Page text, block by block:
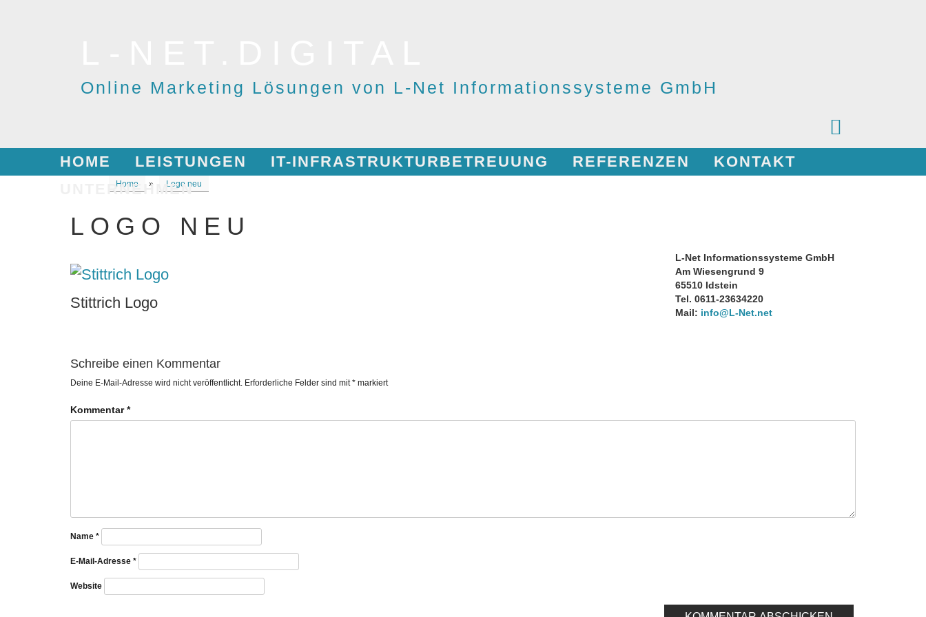
Online Marketing Lösungen von L-Net Informationssysteme GmbH
HOME LEISTUNGEN IT-INFRASTRUKTURBETREUUNG REFERENZEN
KONTAKT
UNTERNEHMEN
Home » Logo neu
LOGO NEU
Stittrich Logo
L-Net Informationssysteme GmbH
Am Wiesengrund 9
65510 Idstein
Tel. 0611-23634220
Mail: info@L-Net.net
Schreibe einen Kommentar
Deine E-Mail-Adresse wird nicht veröffentlicht. Erforderliche Felder sind mit* markiert
Kommentar*
Name *
E-Mail-Adresse *
Website